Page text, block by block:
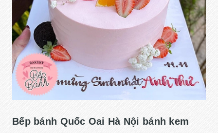
Bếp bánh Quốc Oai Hà Nội bánh kem